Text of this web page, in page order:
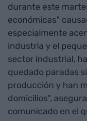
durante este
económicas"
especialmente
industria y el
sector industrial,
quedado paradas
producción y han
domicilios",
comunicado en el